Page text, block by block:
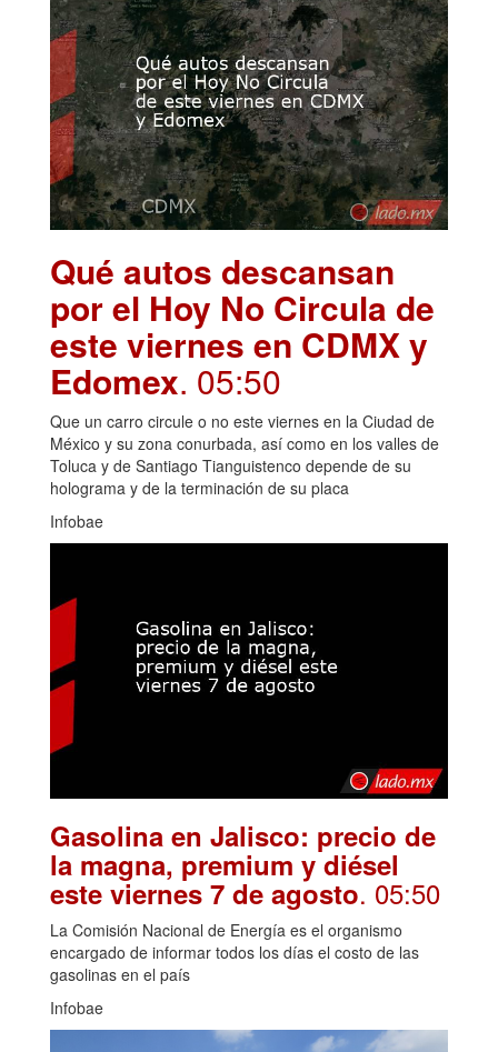
Qué autos descansan
por el Hoy No Circula de
este viernes en CDMX y
Edomex. 05:50
Que un carro circule o no este viernes en la Ciudad de
México y su zona conurbada, así como en los valles de
Toluca y de Santiago Tianguistenco depende de su
holograma y de la terminación de su placa
Infobae
Gasolina en Jalisco: precio de
la magna, premium y diésel
este viernes 7 de agosto. 05:50
La Comisión Nacional de Energía es el organismo
encargado de informar todos los días el costo de las
gasolinas en el país
Infobae